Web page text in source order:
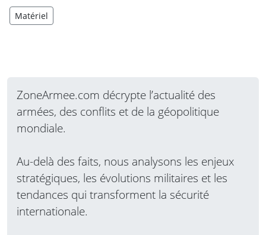
Matériel
ZoneArmee.com décrypte l’actualité des
armées, des conflits et de la géopolitique
mondiale.
Au-delà des faits, nous analysons les enjeux
stratégiques, les évolutions militaires et les
tendances qui transforment la sécurité
internationale.